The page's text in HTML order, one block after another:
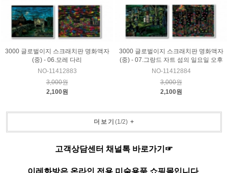
3000 글로벌이지 스크래치판 명화액자
(중) - 06.모레 다리
NO-11412883
3,000원
2,100원
3000 글로벌이지 스크래치판 명화액자
(중) - 07.그랑드 자트 섬의 일요일 오후
NO-11412884
3,000원
2,100원
더보기 (1/2)+
고객상담센터 채널톡 바로가기☞
이레화방은 온라인 전용 미술용품 쇼핑몰입니다.